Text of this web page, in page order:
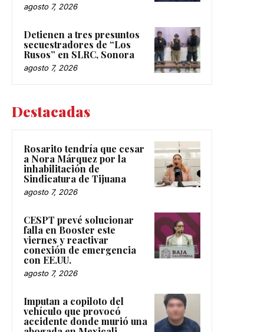
agosto 7, 2026
Detienen a tres presuntos
secuestradores de “Los
Rusos” en SLRC, Sonora
agosto 7, 2026
Destacadas
Rosarito tendría que cesar
a Nora Márquez por la
inhabilitación de
Sindicatura de Tijuana
agosto 7, 2026
CESPT prevé solucionar
falla en Booster este
viernes y reactivar
conexión de emergencia
con EE.UU.
agosto 7, 2026
Imputan a copiloto del
vehículo que provocó
accidente donde murió una